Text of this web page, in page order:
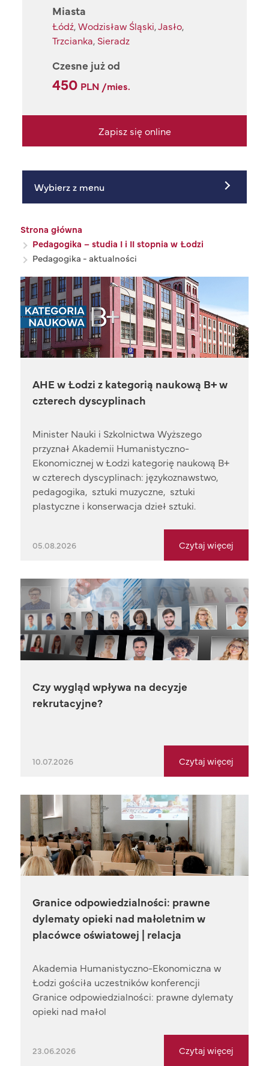
Miasta
Łódź,Wodzisław Śląski,Jasło,
Trzcianka, Sieradz
Czesne już od
450 PLN /mies.
Zapisz się online
Wybierz z menu
Ścieżka nawigacyjna
Strona główna
Pedagogika – studia I i II stopnia w Łodzi
Pedagogika - aktualności
AHE w Łodzi z kategorią naukową B+ w
czterech dyscyplinach
Minister Nauki i Szkolnictwa Wyższego
przyznał Akademii Humanistyczno-
Ekonomicznej w Łodzi kategorię naukową B+
w czterech dyscyplinach: językoznawstwo,
pedagogika, sztuki muzyczne, sztuki
plastyczne i konserwacja dzieł sztuki.
05.08.2026 Czytaj więcej
Czy wygląd wpływa na decyzje
rekrutacyjne?
10.07.2026 Czytaj więcej
Granice odpowiedzialności: prawne
dylematy opieki nad małoletnim w
placówce oświatowej | relacja
Akademia Humanistyczno-Ekonomiczna w
Łodzi gościła uczestników konferencji
Granice odpowiedzialności: prawne dylematy
opieki nad małol
23.06.2026 Czytaj więcej